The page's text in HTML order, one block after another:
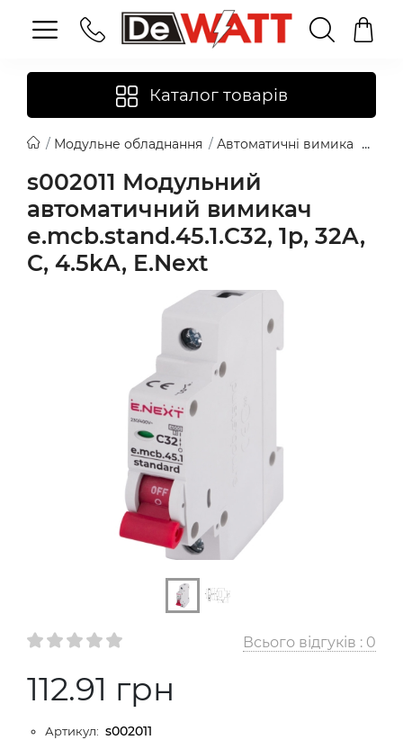
Каталог товарів
Модульне обладнання Автоматичні вимикачі
s002011 Модульний
автоматичний вимикач
e.mcb.stand.45.1.C32, 1p, 32A,
C, 4.5kA, E.Next
Всього відгуків : 0
112.91 грн
Артикул: s002011